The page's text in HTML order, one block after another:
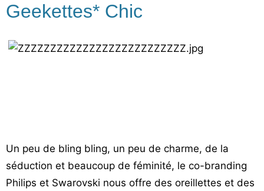
Geekettes* Chic
Un peu de bling bling, un peu de charme, de la
séduction et beaucoup de féminité, le co-branding
Philips et Swarovski nous offre des oreillettes et des